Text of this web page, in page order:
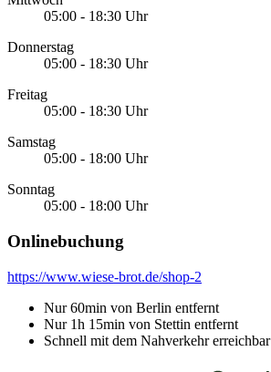
05:00 - 18:30 Uhr
Donnerstag
05:00 - 18:30 Uhr
Freitag
05:00 - 18:30 Uhr
Samstag
05:00 - 18:00 Uhr
Sonntag
05:00 - 18:00 Uhr
Onlinebuchung
https://www.wiese-brot.de/shop-2
Nur 60min von Berlin entfernt
Nur 1h 15min von Stettin entfernt
Schnell mit dem Nahverkehr erreichbar